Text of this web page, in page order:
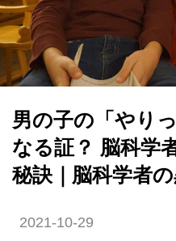
男の子の「やり
なる証？ 脳科学
秘訣｜脳科学者
2021-10-29